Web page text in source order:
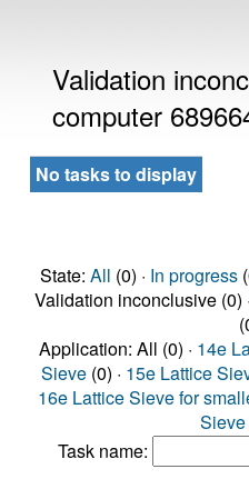
Validation
computer
No tasks to display
State: All (0) · In progress
Validation inconclusive (0) ·
Application: All (0) · 14e
Sieve (0) · 15e Lattice
16e Lattice Sieve for
Task name: